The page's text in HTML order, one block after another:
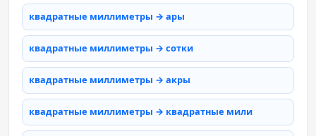
квадратные миллиметры → ары
квадратные миллиметры → сотки
квадратные миллиметры → акры
квадратные миллиметры → квадратные мили